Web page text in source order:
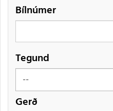
Bílnúmer
Tegund
Gerð